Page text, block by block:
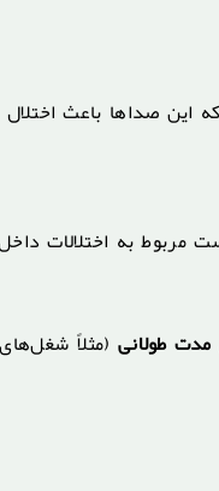
این صداها باعث
به اختلالات
طولانی(مثلاً